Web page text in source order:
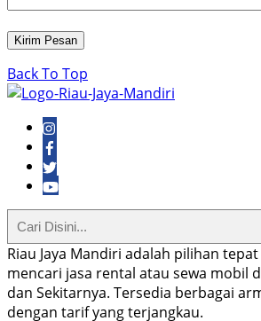
Back To Top
Riau Jaya Mandiri adalah pilihan
mencari jasa rental atau sewa mobil
dan Sekitarnya. Tersedia berbagai
dengan tarif yang terjangkau.